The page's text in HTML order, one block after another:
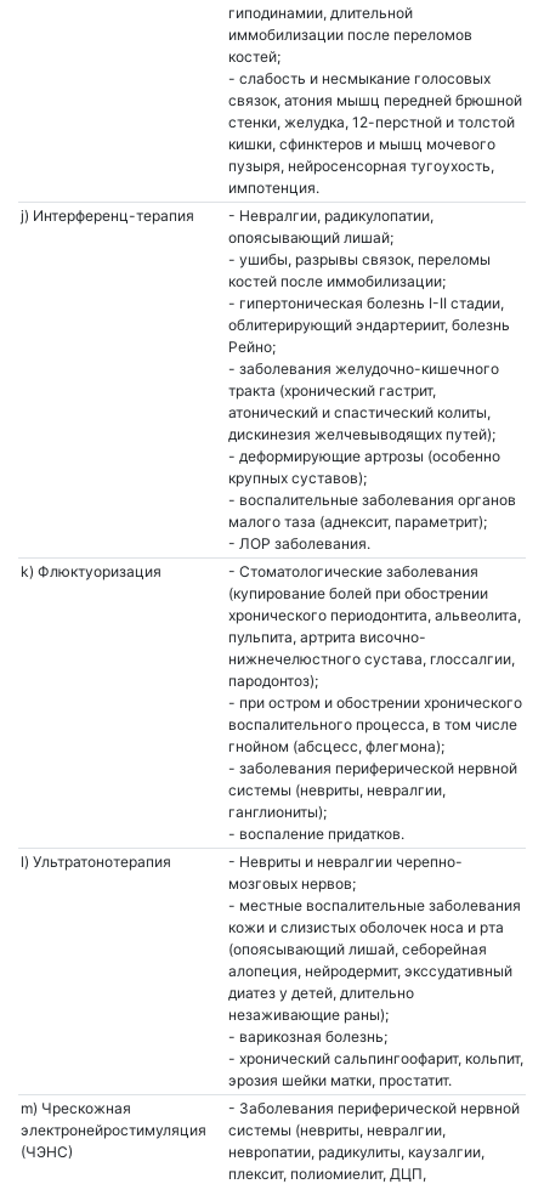
гиподинамии, длительной
иммобилизации после переломов
костей;
- слабость и несмыкание голосовых
связок, атония мышц передней брюшной
стенки, желудка, 12-перстной и толстой
кишки, сфинктеров и мышц мочевого
пузыря, нейросенсорная тугоухость,
импотенция.
j) Интерференц-терапия
- Невралгии, радикулопатии,
опоясывающий лишай;
- ушибы, разрывы связок, переломы
костей после иммобилизации;
- гипертоническая болезнь I-II стадии,
облитерирующий эндартериит, болезнь
Рейно;
- заболевания желудочно-кишечного
тракта (хронический гастрит,
атонический и спастический колиты,
дискинезия желчевыводящих путей);
- деформирующие артрозы (особенно
крупных суставов);
- воспалительные заболевания органов
малого таза (аднексит, параметрит);
- ЛОР заболевания.
k) Флюктуоризация
- Стоматологические заболевания
(купирование болей при обострении
хронического периодонтита, альвеолита,
пульпита, артрита височно-
нижнечелюстного сустава, глоссалгии,
пародонтоз);
- при остром и обострении хронического
воспалительного процесса, в том числе
гнойном (абсцесс, флегмона);
- заболевания периферической нервной
системы (невриты, невралгии,
ганглиониты);
- воспаление придатков.
l) Ультратонотерапия
- Невриты и невралгии черепно-
мозговых нервов;
- местные воспалительные заболевания
кожи и слизистых оболочек носа и рта
(опоясывающий лишай, себорейная
алопеция, нейродермит, экссудативный
диатез у детей, длительно
незаживающие раны);
- варикозная болезнь;
- хронический сальпингоофарит, кольпит,
эрозия шейки матки, простатит.
m) Чрескожная
электронейростимуляция
(ЧЭНС)
- Заболевания периферической нервной
системы (невриты, невралгии,
невропатии, радикулиты, каузалгии,
плексит, полиомиелит, ДЦП,